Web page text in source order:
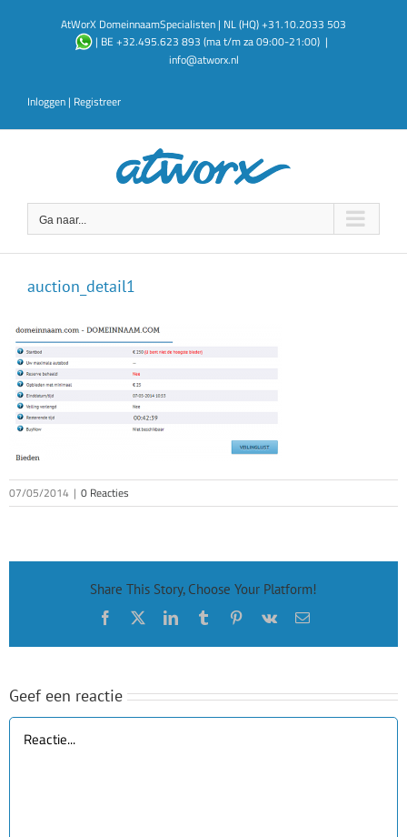
AtWorX DomeinnaamSpecialisten | NL (HQ) +31.10.2033 503
| BE +32.495.623 893 (ma t/m za 09:00-21:00) |
info@atworx.nl
Inloggen | Registreer
Ga naar...
auction_detail1
07/05/2014 | 0 Reacties
Share This Story, Choose Your Platform!
Facebook
X LinkedInTumblrPinterest
Vk
E-
Geef een reactie
Reactie